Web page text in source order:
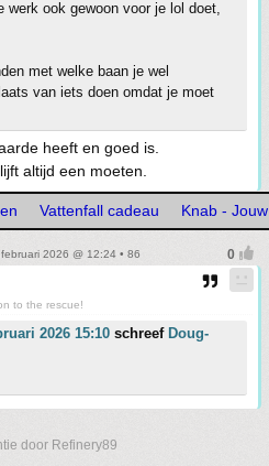
werk ook gewoon voor je lol doet,
met welke baan je wel
van iets doen omdat je moet
heeft en goed is.
altijd een moeten.
Vattenfall cadeau Knab -
2026 @ 12:24 • 86
to the rescue!
2026 15:10 schreef Doug-
door Refinery89